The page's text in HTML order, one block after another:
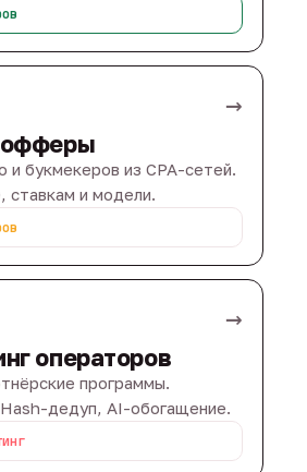
→
офферы
и букмекеров из CPA-сетей.
ставкам и модели.
→
операторов
программы.
дедуп, AI-обогащение.